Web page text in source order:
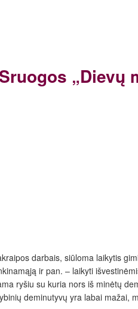
„Dievų
darbais, siūloma laikytis
ir pan. – laikyti
ryšiu su kuria nors iš minėtų
deminutyvų yra labai mažai,